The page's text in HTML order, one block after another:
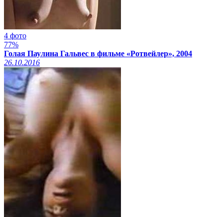
4 фото
77%
Голая Паулина Гальвес в фильме «Ротвейлер», 2004
26.10.2016